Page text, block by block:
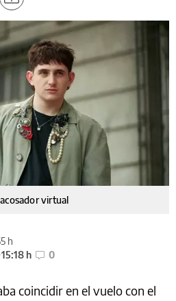
virtual
h
15:18 h 0
coincidir en el vuelo con el